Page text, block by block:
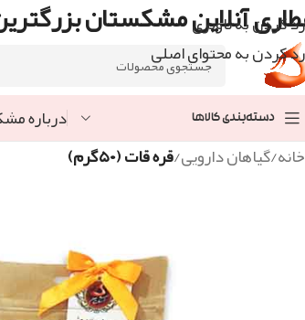
رد کردن به ناوبری
رد کردن به محتوای اصلی
آنلاین مشکستان
دسته‌بندی کالاها درباره
خانه/گیاهان دارویی/قره قات (۵۰گرم)